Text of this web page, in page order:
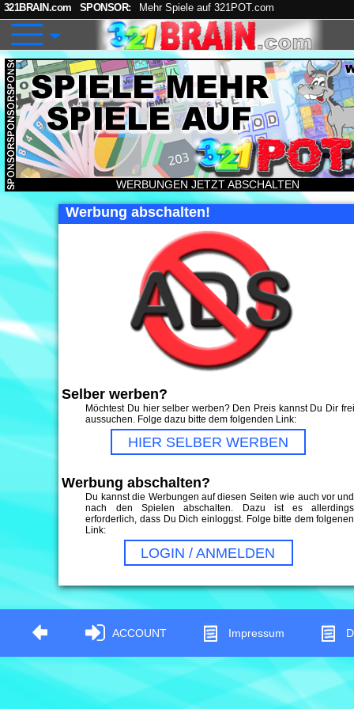
321BRAIN.com SPONSOR: Mehr Spiele auf 321POT.com
WERBUNGEN JETZT ABSCHALTEN
Werbung abschalten!
Selber werben?
Möchtest Du hier selber werben? Den Preis kannst Du Dir frei
aussuchen. Folge dazu bitte dem folgenden Link:
HIER SELBER WERBEN
Werbung abschalten?
Du kannst die Werbungen auf diesen Seiten wie auch vor und
nach den Spielen abschalten. Dazu ist es allerdings
erforderlich, dass Du Dich einloggst. Folge bitte dem folgenen
Link:
LOGIN / ANMELDEN
ACCOUNT Impressum